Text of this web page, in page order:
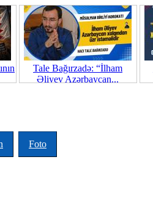
Tale Bağırzadə: “İlham
Əliyev Azərbaycan...
Foto